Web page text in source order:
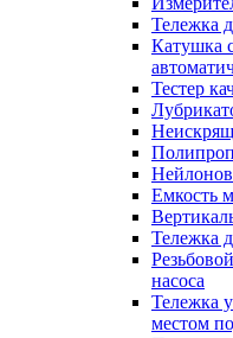
Тележка
Катушка
Тестер
Емкость
Тележка
насоса
Тележка
местом